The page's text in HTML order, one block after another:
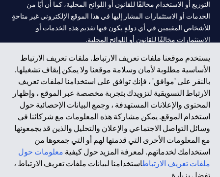
يستخدم موقعنا ملفات تعريف الارتباط. ملفات تعريف الارتباط
الأساسية مطلوبة لأمان وسلامة موقعنا ولا يمكن إيقاف تشغيلها.
بالنقر على 'موافق' ، فإنك توافق على استخدامنا لملفات تعريف
الارتباط التسويقية لتزويدك بتجربة مخصصة عبر الموقع ، وإظهار
المحتوى والإعلانات المستهدفة ، وجمع البيانات الإحصائية حول
استخدام الموقع. يمكن مشاركة هذه المعلومات مع شركائنا في
وسائل التواصل الاجتماعي والإعلان والتحليل والذين قد يجمعونها
مع المعلومات الأخرى التي قدمتها لهم أو التي جمعوها من
استخدامك لخدماتهم. لمعرفة المزيد حول كيفية معلومات حول
ملفات تعريف الارتباطاستخدامنا لبيانات ملفات تعريف الارتباط ،
التوزيع أو الاستخدام مخالفًا للقانون أو اللوائح المحلية، كما أن أيًا من
الخدمات أو الاستثمارات المشار إليها في هذا الموقع الإلكتروني غير متاحةٍ
للأشخاص المقيمين في أي دولةٍ يكون فيها تقديم هذه الخدمات أو
الاستثمارات مخالفًا للقانون أو اللوائح المحلية.
سيتي بنك هي علامة خدمة لشركة Citigroup Inc. أو .Citibank N.A ،
مستخدمة ومسجلة في جميع أنحاء العالم.
سيتي بنك إن. إيه. الإمارات مسجل لدى مصرف الإمارات المركزي تحت
أرقام التراخيص 202563 لفرع الوصل في دبي، 531989 لفرع مول
الإمارات في دبي، و CN-1002019 لفرع أبوظبي. هاتف: 4000 311 04.
فرع سيتي بنك إن إيه - الإمارات العربية المتحدة مرخص من مصرف
الإمارات العربية المتحدة المركزي كفرع لبنك أجنبي.
سيتي بنك إن إيه الإمارات العربية المتحدة مرخص من هيئة الأوراق المالية
والسلع في الإمارات العربية المتحدة ("SCA") للقيام بالنشاط المالي لـ أ)